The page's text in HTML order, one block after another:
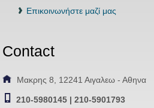
Επικοινωνήστε μαζί μας
Contact
Μακρης 8, 12241 Αιγαλεω - Αθηνα
210-5980145 | 210-5901793